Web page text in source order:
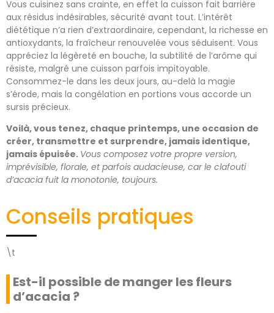
Vous cuisinez sans crainte, en effet la cuisson fait barrière
aux résidus indésirables, sécurité avant tout. L’intérêt
diététique n’a rien d’extraordinaire, cependant, la richesse en
antioxydants, la fraîcheur renouvelée vous séduisent. Vous
appréciez la légèreté en bouche, la subtilité de l’arôme qui
résiste, malgré une cuisson parfois impitoyable.
Consommez-le dans les deux jours, au-delà la magie
s’érode, mais la congélation en portions vous accorde un
sursis précieux.
Voilà, vous tenez, chaque printemps, une occasion de
créer, transmettre et surprendre, jamais identique,
jamais épuisée. Vous composez votre propre version,
imprévisible, florale, et parfois audacieuse, car le clafouti
d’acacia fuit la monotonie, toujours.
Conseils pratiques
\t
Est-il possible de manger les fleurs
d’acacia ?